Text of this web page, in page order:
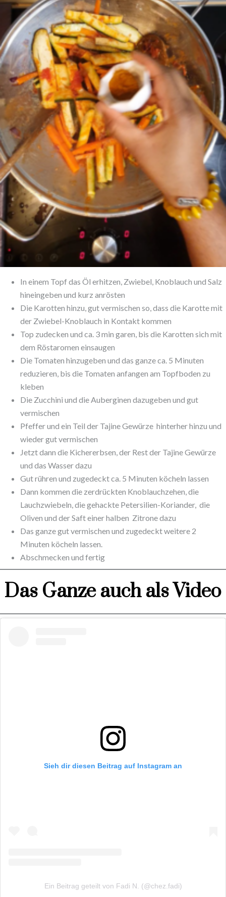
In einem Topf das Öl erhitzen, Zwiebel, Knoblauch und Salz
hineingeben und kurz anrösten
Die Karotten hinzu, gut vermischen so, dass die Karotte mit
der Zwiebel-Knoblauch in Kontakt kommen
Top zudecken und ca. 3 min garen, bis die Karotten sich mit
dem Röstaromen einsaugen
Die Tomaten hinzugeben und das ganze ca. 5 Minuten
reduzieren, bis die Tomaten anfangen am Topfboden zu
kleben
Die Zucchini und die Auberginen dazugeben und gut
vermischen
Pfeffer und ein Teil der Tajine Gewürze hinterher hinzu und
wieder gut vermischen
Jetzt dann die Kichererbsen, der Rest der Tajine Gewürze
und das Wasser dazu
Gut rühren und zugedeckt ca. 5 Minuten köcheln lassen
Dann kommen die zerdrückten Knoblauchzehen, die
Lauchzwiebeln, die gehackte Petersilien-Koriander, die
Oliven und der Saft einer halben Zitrone dazu
Das ganze gut vermischen und zugedeckt weitere 2
Minuten köcheln lassen.
Abschmecken und fertig
Das Ganze auch als Video
Sieh dir diesen Beitrag auf Instagram an
Ein Beitrag geteilt von Fadi N. (@chez.fadi)